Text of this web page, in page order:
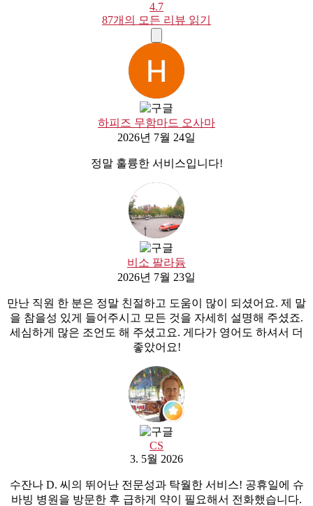
4.7
87개의 모든 리뷰 읽기
하피즈 무함마드 오사마
2026년 7월 24일
정말 훌륭한 서비스입니다!
비소 팔라듐
2026년 7월 23일
만난 직원 한 분은 정말 친절하고 도움이 많이 되셨어요. 제 말
을 참을성 있게 들어주시고 모든 것을 자세히 설명해 주셨죠.
세심하게 많은 조언도 해 주셨고요. 게다가 영어도 하셔서 더
좋았어요!
CS
3. 5월 2026
수잔나 D. 씨의 뛰어난 전문성과 탁월한 서비스! 공휴일에 슈
바빙 병원을 방문한 후 급하게 약이 필요해서 전화했습니다.